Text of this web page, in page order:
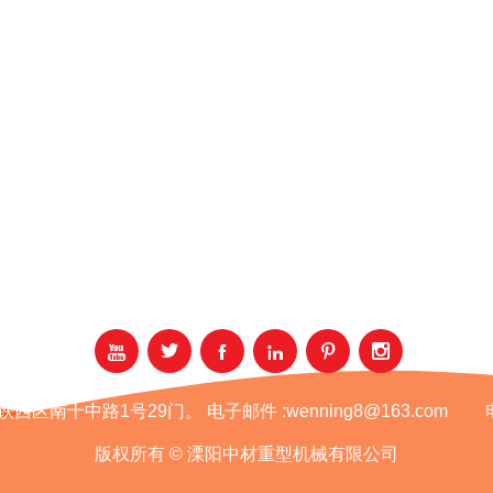
     
西区南十中路1号29门。 电子邮件 :wenning8@163.com
版权所有 © 溧阳中材重型机械有限公司